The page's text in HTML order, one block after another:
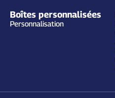
Boîtes personnalisées
Personnalisation